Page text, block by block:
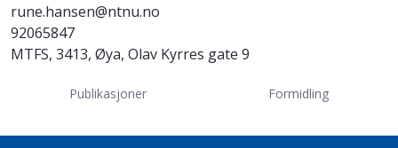
rune.hansen@ntnu.no
92065847
MTFS, 3413, Øya, Olav Kyrres gate 9
Publikasjoner Formidling